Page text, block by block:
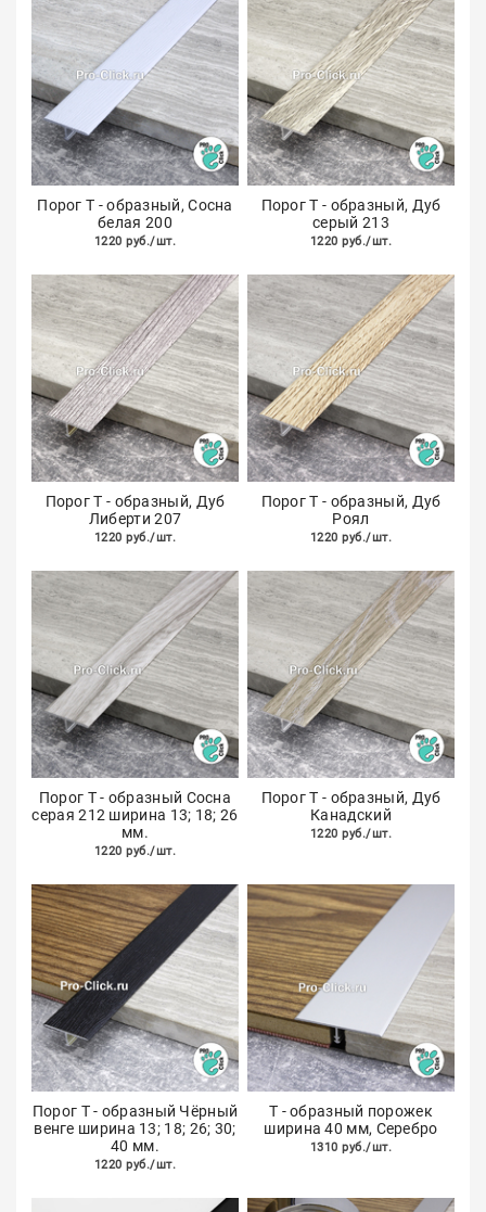
Порог Т - образный, Сосна
белая 200
1220 руб./шт.
Порог Т - образный, Дуб
серый 213
1220 руб./шт.
Порог Т - образный, Дуб
Либерти 207
1220 руб./шт.
Порог Т - образный, Дуб
Роял
1220 руб./шт.
Порог Т - образный Сосна
серая 212 ширина 13; 18; 26
мм.
1220 руб./шт.
Порог Т - образный, Дуб
Канадский
1220 руб./шт.
Порог Т - образный Чёрный
венге ширина 13; 18; 26; 30;
40 мм.
1220 руб./шт.
Т - образный порожек
ширина 40 мм, Серебро
1310 руб./шт.